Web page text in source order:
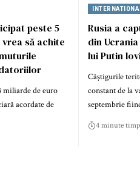
peste 5
să achite
miliarde de euro
acordate de
Rusia a
din
lui Putin
Câștigurile
constant de la
septembrie
4 minute